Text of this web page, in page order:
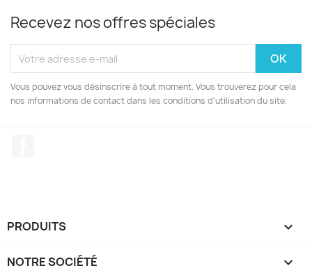
Recevez nos offres spéciales
Vous pouvez vous désinscrire à tout moment. Vous trouverez pour cela
nos informations de contact dans les conditions d'utilisation du site.
PRODUITS 
NOTRE SOCIÉTÉ 